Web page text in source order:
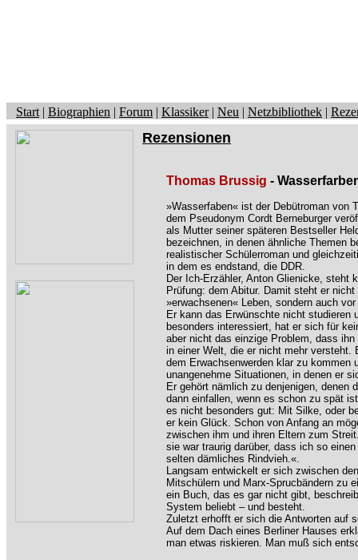
Start | Biographien | Forum | Klassiker| Neu | Netzbibliothek |
Rezensionen
Thomas Brussig -
»Wasserfaben« ist der Debütroman von
dem Pseudonym Cordt Berneburger
als Mutter seiner späteren Bestseller
bezeichnen, in denen ähnliche Themen
realistischer Schülerroman und
in dem es endstand, die DDR.
Der Ich-Erzähler, Anton Glienicke, steht
Prüfung: dem Abitur. Damit steht er
»erwachsenen« Leben, sondern auch
Er kann das Erwünschte nicht studieren
besonders interessiert, hat er sich für
aber nicht das einzige Problem, dass
in einer Welt, die er nicht mehr versteht.
dem Erwachsenwerden klar zu kommen
unangenehme Situationen, in denen er
Er gehört nämlich zu denjenigen, denen
dann einfallen, wenn es schon zu spät
es nicht besonders gut: Mit Silke, oder
er kein Glück. Schon von Anfang an
zwischen ihm und ihren Eltern zum
sie war traurig darüber, dass ich so
selten dämliches Rindvieh.«.
Langsam entwickelt er sich zwischen
Mitschülern und Marx-Sprucbändern zu
ein Buch, das es gar nicht gibt,
System beliebt – und besteht.
Zuletzt erhofft er sich die Antworten auf
Auf dem Dach eines Berliner Hauses
man etwas riskieren. Man muß sich